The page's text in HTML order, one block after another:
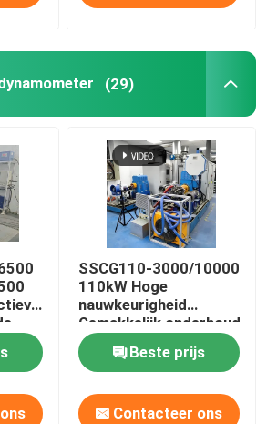
(29)
SSCG110-3000/10000
110kW Hoge
nauwkeurigheid
Gemakkelijk onderhoud
Elektrisch
dynamometer
Testbank Systeem
voor het testen van de
motorprestaties
Beste prijs
Contacteer ons